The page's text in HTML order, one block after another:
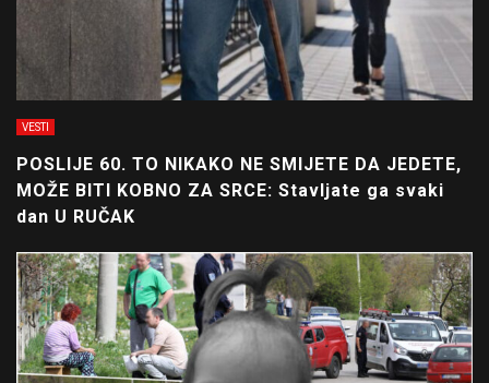
VESTI
POSLIJE 60. TO NIKAKO NE SMIJETE DA JEDETE,
MOŽE BITI KOBNO ZA SRCE: Stavljate ga svaki
dan U RUČAK